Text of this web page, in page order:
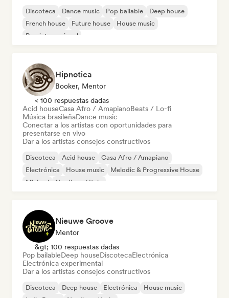
Discoteca Dance music Pop bailable
Deep house
French house
Future house
House music
Pop internacional
Hipnotica
Booker, Mentor
< 100 respuestas dadas
Acid houseCasa Afro / AmapianoBeats / Lo-fi
Música brasileñaDance music
Conectar a los artistas con oportunidades para
presentarse en vivo
Dar a los artistas consejos constructivos
Discoteca Acid house
Casa Afro / Amapiano
Electrónica
House music
Melodic & Progressive House
Minimal
Nu-disco / Italo
Nieuwe Groove
Mentor
&gt; 100 respuestas dadas
Pop bailableDeep houseDiscotecaElectrónica
Electrónica experimental
Dar a los artistas consejos constructivos
Discoteca Deep house Electrónica
House music